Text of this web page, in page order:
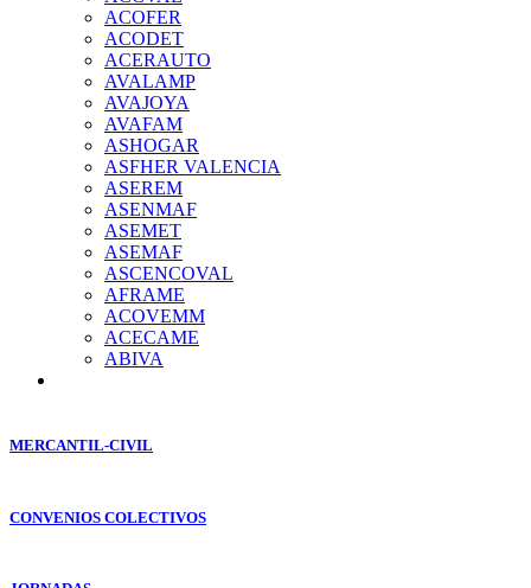
ACOFER
ACODET
ACERAUTO
AVALAMP
AVAJOYA
AVAFAM
ASHOGAR
ASFHER VALENCIA
ASEREM
ASENMAF
ASEMET
ASEMAF
ASCENCOVAL
AFRAME
ACOVEMM
ACECAME
ABIVA
MERCANTIL-CIVIL
CONVENIOS COLECTIVOS